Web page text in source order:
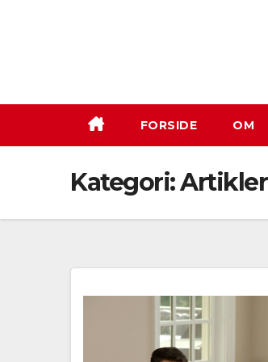
FORSIDE OM
Kategori:Artikler